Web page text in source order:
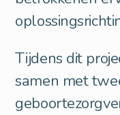
Tijdens dit
samen met